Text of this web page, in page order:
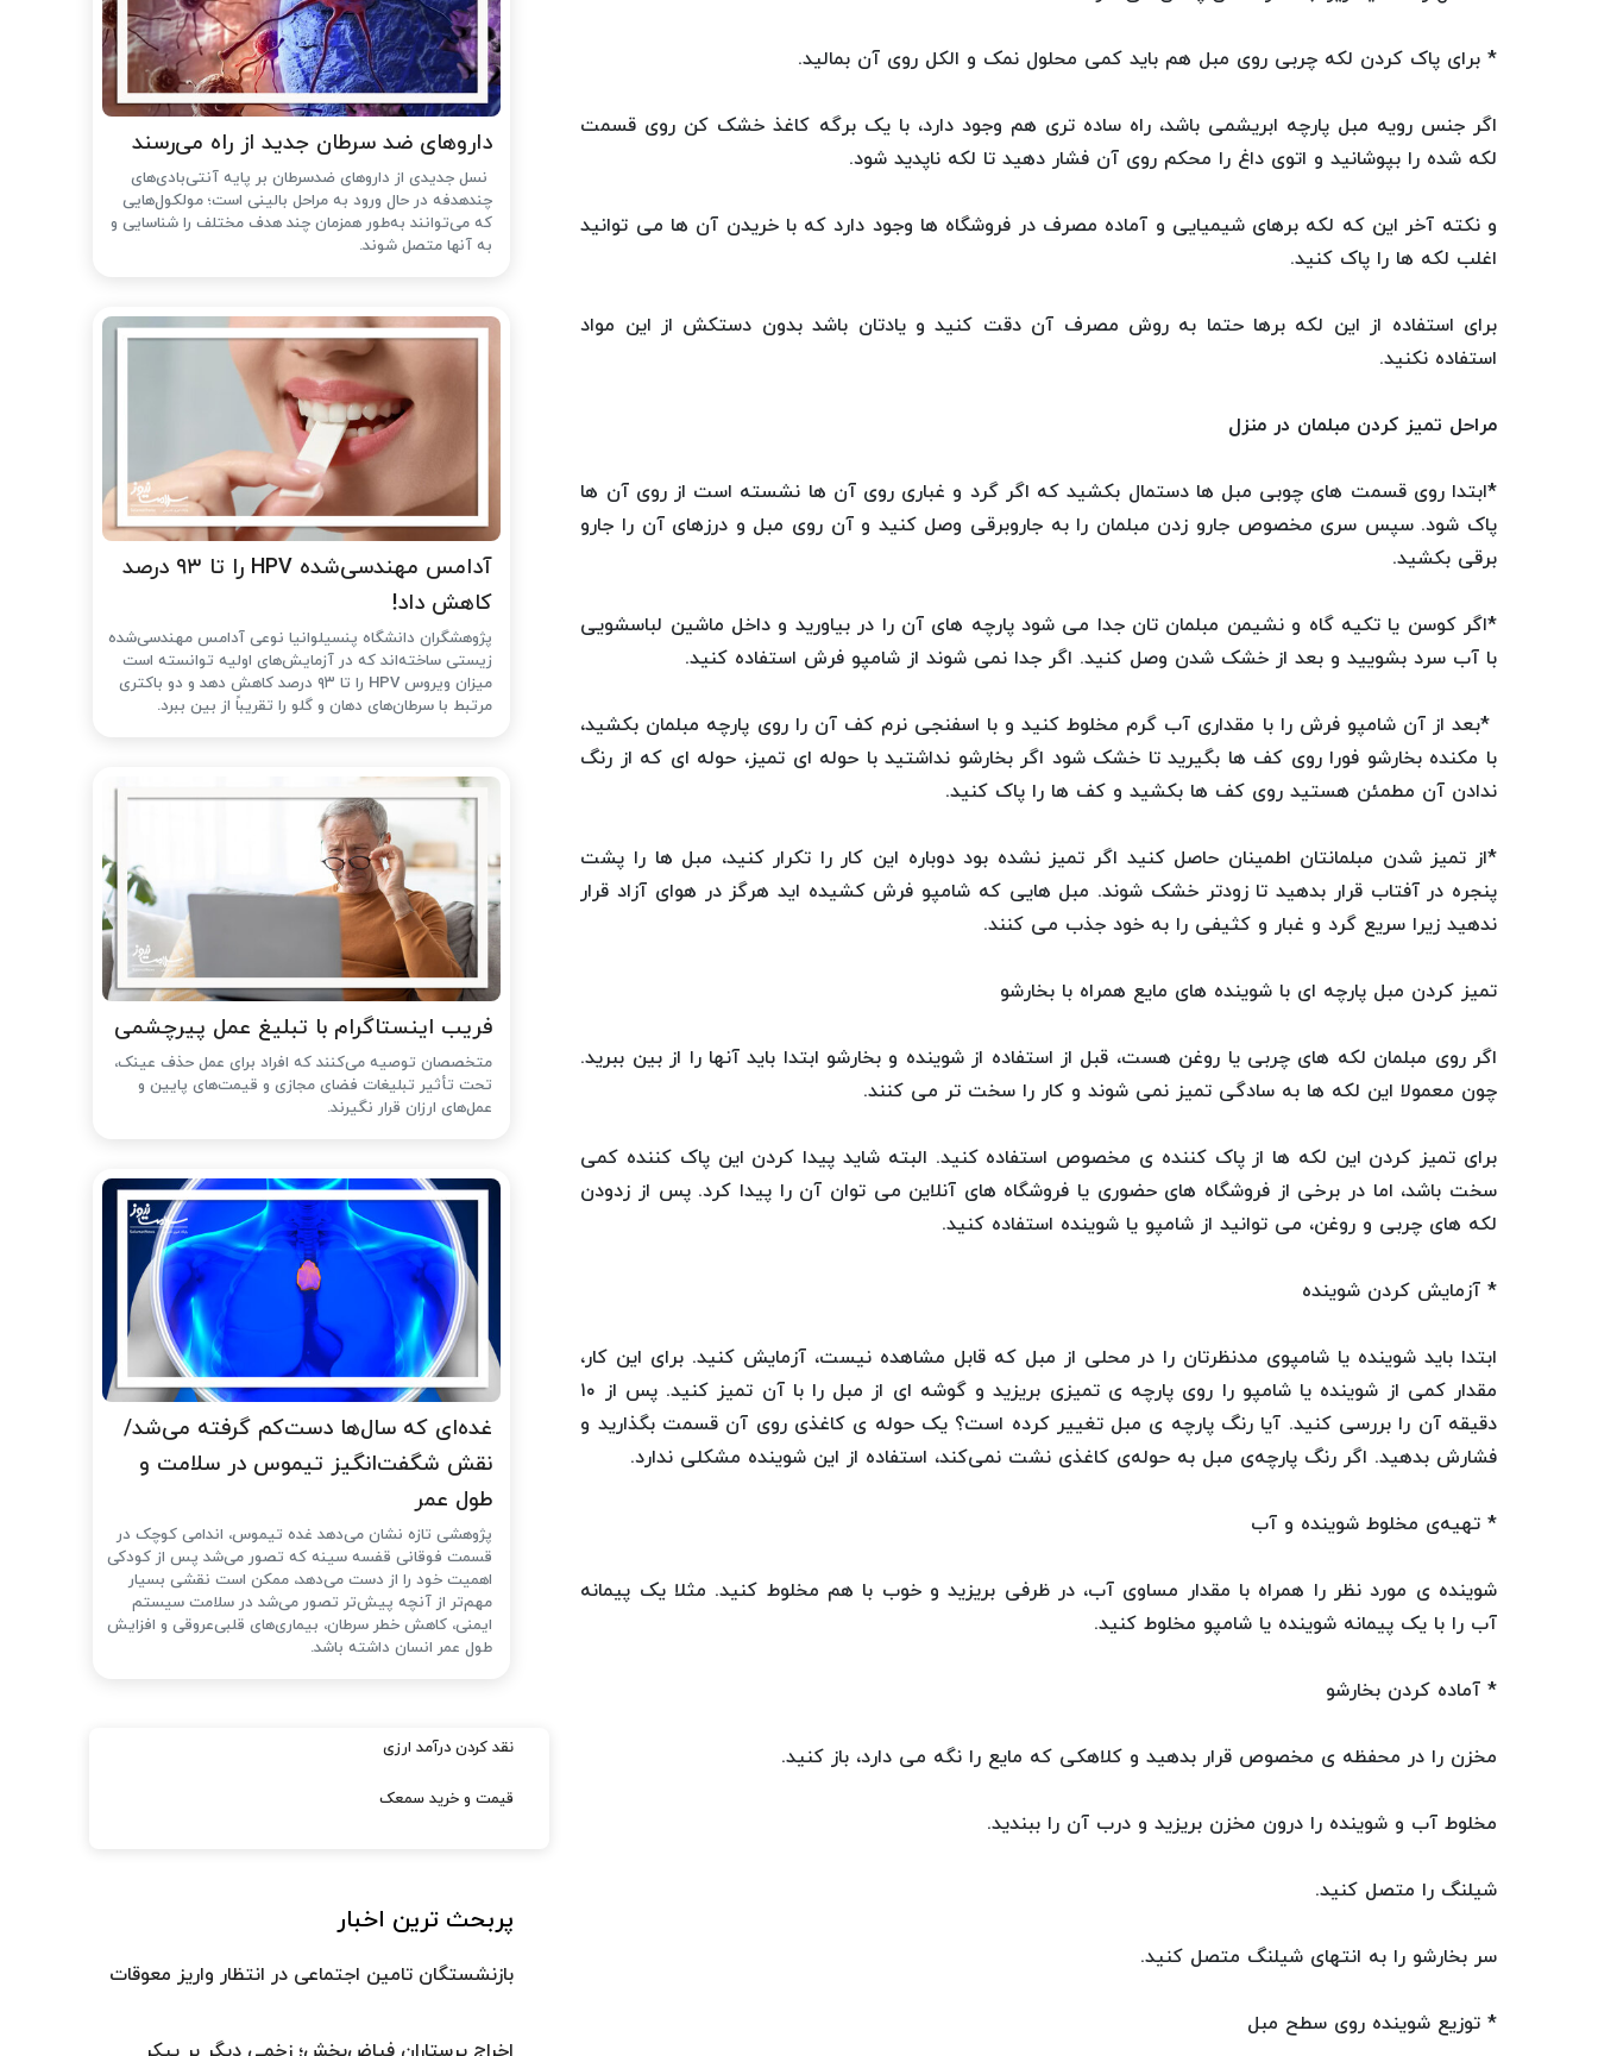
* برای پاک کردن لکه چربی روی مبل هم باید کمی محلول نمک و الکل روی آن بمالید.
اگر جنس رویه مبل پارچه ابریشمی باشد، راه ساده تری هم وجود دارد، با یک برگه کاغذ خشک کن روی قسمت
لکه شده را بپوشانید و اتوی داغ را محکم روی آن فشار دهید تا لکه ناپدید شود.
و نکته آخر این که لکه برهای شیمیایی و آماده مصرف در فروشگاه ها وجود دارد که با خریدن آن ها می توانید
اغلب لکه ها را پاک کنید.
برای استفاده از این لکه برها حتما به روش مصرف آن دقت کنید و یادتان باشد بدون دستکش از این مواد
استفاده نکنید.
مراحل تمیز کردن مبلمان در منزل
*ابتدا روی قسمت های چوبی مبل ها دستمال بکشید که اگر گرد و غباری روی آن ها نشسته است از روی آن ها
پاک شود. سپس سری مخصوص جارو زدن مبلمان را به جاروبرقی وصل کنید و آن روی مبل و درزهای آن را جارو
برقی بکشید.
*اگر کوسن یا تکیه گاه و نشیمن مبلمان تان جدا می شود پارچه های آن را در بیاورید و داخل ماشین لباسشویی
با آب سرد بشویید و بعد از خشک شدن وصل کنید. اگر جدا نمی شوند از شامپو فرش استفاده کنید.
*بعد از آن شامپو فرش را با مقداری آب گرم مخلوط کنید و با اسفنجی نرم کف آن را روی پارچه مبلمان بکشید،
با مکنده بخارشو فورا روی کف ها بگیرید تا خشک شود اگر بخارشو نداشتید با حوله ای تمیز، حوله ای که از رنگ
ندادن آن مطمئن هستید روی کف ها بکشید و کف ها را پاک کنید.
*از تمیز شدن مبلمانتان اطمینان حاصل کنید اگر تمیز نشده بود دوباره این کار را تکرار کنید، مبل ها را پشت
پنجره در آفتاب قرار بدهید تا زودتر خشک شوند. مبل هایی که شامپو فرش کشیده اید هرگز در هوای آزاد قرار
ندهید زیرا سریع گرد و غبار و کثیفی را به خود جذب می کنند.
تمیز کردن مبل پارچه ای با شوینده های مایع همراه با بخارشو
اگر روی مبلمان لکه های چربی یا روغن هست، قبل از استفاده از شوینده و بخارشو ابتدا باید آنها را از بین ببرید.
چون معمولا این لکه ها به سادگی تمیز نمی شوند و کار را سخت تر می کنند.
برای تمیز کردن این لکه ها از پاک کننده ی مخصوص استفاده کنید. البته شاید پیدا کردن این پاک کننده کمی
سخت باشد، اما در برخی از فروشگاه های حضوری یا فروشگاه های آنلاین می توان آن را پیدا کرد. پس از زدودن
لکه های چربی و روغن، می توانید از شامپو یا شوینده استفاده کنید.
* آزمایش کردن شوینده
ابتدا باید شوینده یا شامپوی مدنظرتان را در محلی از مبل که قابل مشاهده نیست، آزمایش کنید. برای این کار،
مقدار کمی از شوینده یا شامپو را روی پارچه ی تمیزی بریزید و گوشه ای از مبل را با آن تمیز کنید. پس از ۱۰
دقیقه آن را بررسی کنید. آیا رنگ پارچه ی مبل تغییر کرده است؟ یک حوله ی کاغذی روی آن قسمت بگذارید و
فشارش بدهید. اگر رنگ پارچه‌ی مبل به حوله‌ی کاغذی نشت نمی‌کند، استفاده از این شوینده مشکلی ندارد.
* تهیه‌ی مخلوط شوینده و آب
شوینده ی مورد نظر را همراه با مقدار مساوی آب، در ظرفی بریزید و خوب با هم مخلوط کنید. مثلا یک پیمانه
آب را با یک پیمانه شوینده یا شامپو مخلوط کنید.
* آماده کردن بخارشو
مخزن را در محفظه ی مخصوص قرار بدهید و کلاهکی که مایع را نگه می دارد، باز کنید.
مخلوط آب و شوینده را درون مخزن بریزید و درب آن را ببندید.
شیلنگ را متصل کنید.
سر بخارشو را به انتهای شیلنگ متصل کنید.
* توزیع شوینده روی سطح مبل
داروهای ضد سرطان جدید از راه می‌رسند
نسل جدیدی از داروهای ضدسرطان بر پایه آنتی‌بادی‌های
چندهدفه در حال ورود به مراحل بالینی است؛ مولکول‌هایی
که می‌توانند به‌طور همزمان چند هدف مختلف را شناسایی و
به آنها متصل شوند.
آدامس مهندسی‌شده‌ HPV را تا ۹۳ درصد
کاهش داد!
پژوهشگران دانشگاه پنسیلوانیا نوعی آدامس مهندسی‌شده
زیستی ساخته‌اند که در آزمایش‌های اولیه توانسته است
میزان ویروس HPV را تا ۹۳ درصد کاهش دهد و دو باکتری
مرتبط با سرطان‌های دهان و گلو را تقریباً از بین ببرد.
فریب اینستاگرام با تبلیغ عمل پیرچشمی
متخصصان توصیه می‌کنند که افراد برای عمل حذف عینک،
تحت تأثیر تبلیغات فضای مجازی و قیمت‌های پایین و
عمل‌های ارزان قرار نگیرند.
غده‌ای که سال‌ها دست‌کم گرفته می‌شد/
نقش شگفت‌انگیز تیموس در سلامت و
طول عمر
پژوهشی تازه نشان می‌دهد غده تیموس، اندامی کوچک در
قسمت فوقانی قفسه سینه که تصور می‌شد پس از کودکی
اهمیت خود را از دست می‌دهد، ممکن است نقشی بسیار
مهم‌تر از آنچه پیش‌تر تصور می‌شد در سلامت سیستم
ایمنی، کاهش خطر سرطان، بیماری‌های قلبی‌عروقی و افزایش
طول عمر انسان داشته باشد.
نقد کردن درآمد ارزی
قیمت و خرید سمعک
پربحث ترین اخبار
بازنشستگان تامین اجتماعی در انتظار واریز معوقات